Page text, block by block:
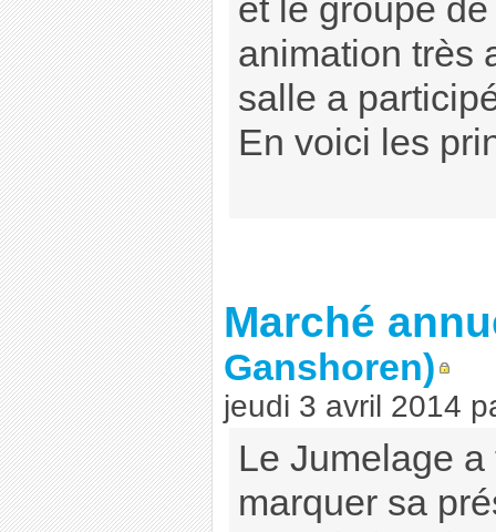
et le groupe
animation très
salle a
En voici les
Marché
Ganshoren)
jeudi 3 avril 2014
Le Jumelage
marquer sa